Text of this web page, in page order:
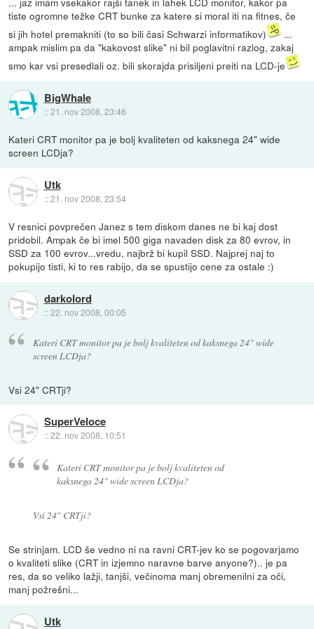
tiste ogromne težke CRT bunke za katere si moral iti na fitnes, če
si jih hotel premakniti (to so bili časi Schwarzi informatikov)
...
ampak mislim pa da "kakovost slike" ni bil poglavitni razlog, zakaj
smo kar vsi presedlali oz. bili skorajda prisiljeni preiti na LCD-je
BigWhale
::21. nov 2008, 23:46
Kateri CRT monitor pa je bolj kvaliteten od kaksnega 24" wide
screen LCDja?
Utk
::21. nov 2008, 23:54
V resnici povprečen Janez s tem diskom danes ne bi kaj dost
pridobil. Ampak če bi imel 500 giga navaden disk za 80 evrov, in
SSD za 100 evrov...vredu, najbrž bi kupil SSD. Najprej naj to
pokupijo tisti, ki to res rabijo, da se spustijo cene za ostale :)
darkolord
::22. nov 2008, 00:05
Kateri CRT monitor pa je bolj kvaliteten od kaksnega 24" wide
screen LCDja?
Vsi 24" CRTji?
SuperVeloce
::22. nov 2008, 10:51
Kateri CRT monitor pa je bolj kvaliteten od
kaksnega 24" wide screen LCDja?
Vsi 24" CRTji?
Se strinjam. LCD še vedno ni na ravni CRT-jev ko se pogovarjamo
o kvaliteti slike (CRT in izjemno naravne barve anyone?).. je pa
res, da so veliko lažji, tanjši, večinoma manj obremenilni za oči,
manj požrešni...
Utk